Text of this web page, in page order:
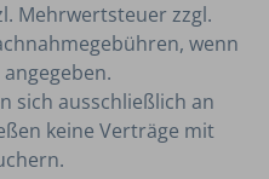
Mehrwertsteuer zzgl.
wenn
sich ausschließlich an
keine Verträge mit